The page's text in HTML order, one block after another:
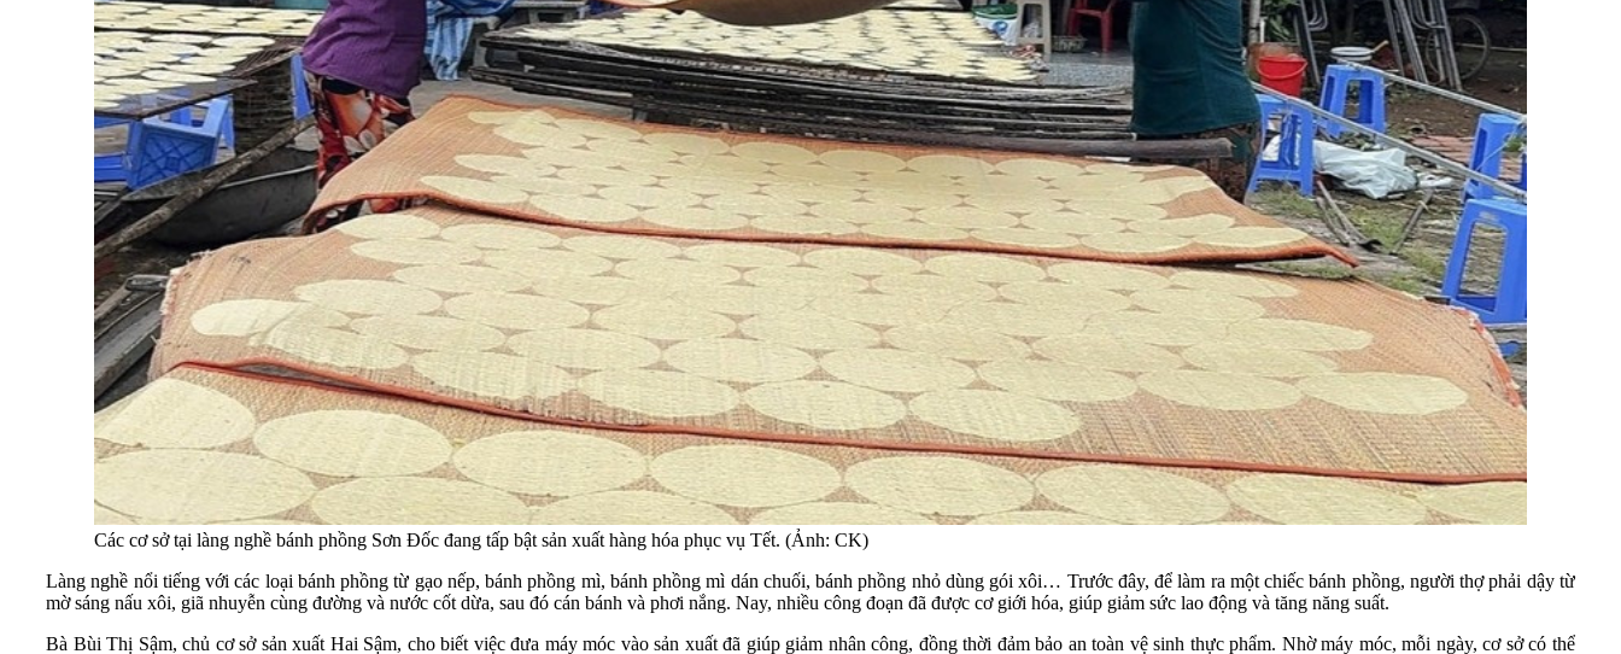
Các cơ sở tại làng nghề bánh phồng Sơn Đốc đang tấp bật sản xuất hàng hóa phục vụ Tết. (Ảnh: CK)
Làng nghề nổi tiếng với các loại bánh phồng từ gạo nếp, bánh phồng mì, bánh phồng mì dán chuối, bánh phồng nhỏ dùng gói xôi… Trước đây, để làm ra một chiếc bánh phồng, người thợ phải dậy từ
mờ sáng nấu xôi, giã nhuyễn cùng đường và nước cốt dừa, sau đó cán bánh và phơi nắng. Nay, nhiều công đoạn đã được cơ giới hóa, giúp giảm sức lao động và tăng năng suất.
Bà Bùi Thị Sậm, chủ cơ sở sản xuất Hai Sậm, cho biết việc đưa máy móc vào sản xuất đã giúp giảm nhân công, đồng thời đảm bảo an toàn vệ sinh thực phẩm. Nhờ máy móc, mỗi ngày, cơ sở có thể